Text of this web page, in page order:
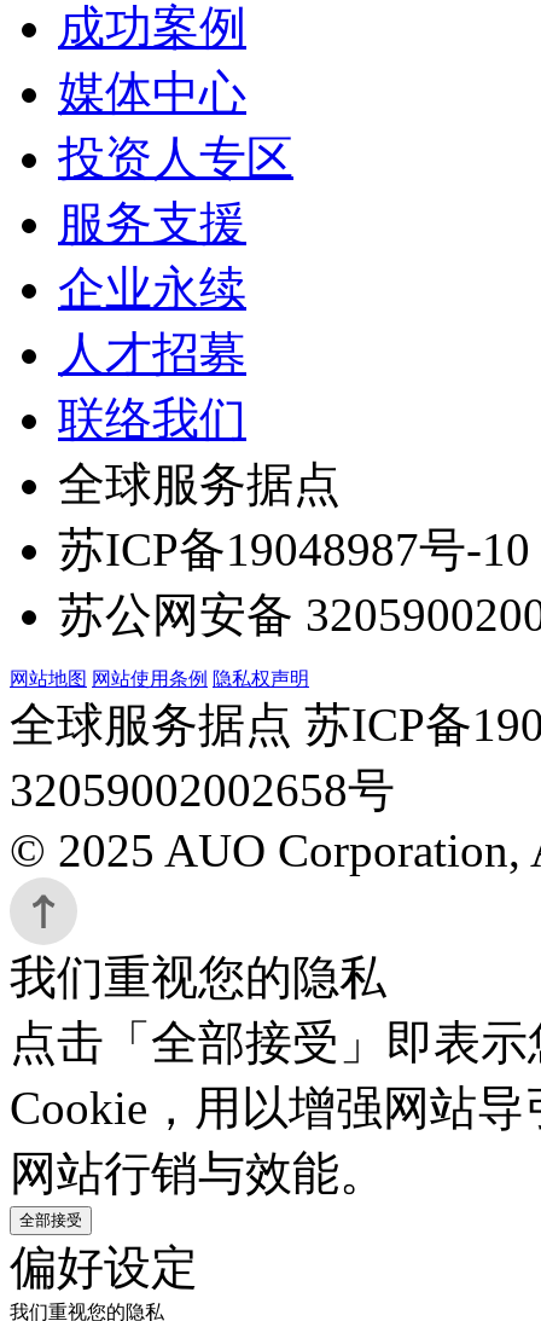
成功案例
媒体中心
投资人专区
服务支援
企业永续
人才招募
联络我们
全球服务据点
苏ICP备19048987号-10
苏公网安备
网站地图 网站使用条例 隐私权声明
全球服务据点 苏ICP备
32059002002658号
© 2025 AUO Corporation,
我们重视您的隐私
点击「全部接受」即表
Cookie，用以增强网站
网站行销与效能。
全部接受
偏好设定
我们重视您的隐私